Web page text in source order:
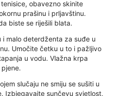
obavezno skinite
prašinu i prljavštinu.
biste se riješili blata.
malo deterdženta za suđe u
Umočite četku u to i pažljivo
u vodu. Vlažna krpa
slučaju ne smiju se sušiti u
Izbjegavajte sunčevu svjetlost,